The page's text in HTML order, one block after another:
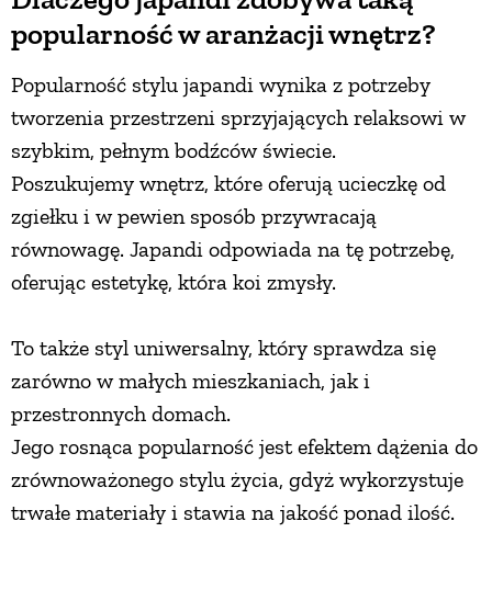
popularność w aranżacji wnętrz?
Popularność stylu japandi wynika z potrzeby
tworzenia przestrzeni sprzyjających relaksowi w
szybkim, pełnym bodźców świecie.
Poszukujemy wnętrz, które oferują ucieczkę od
zgiełku i w pewien sposób przywracają
równowagę. Japandi odpowiada na tę potrzebę,
oferując estetykę, która koi zmysły.
To także styl uniwersalny, który sprawdza się
zarówno w małych mieszkaniach, jak i
przestronnych domach.
Jego rosnąca popularność jest efektem dążenia do
zrównoważonego stylu życia, gdyż wykorzystuje
trwałe materiały i stawia na jakość ponad ilość.